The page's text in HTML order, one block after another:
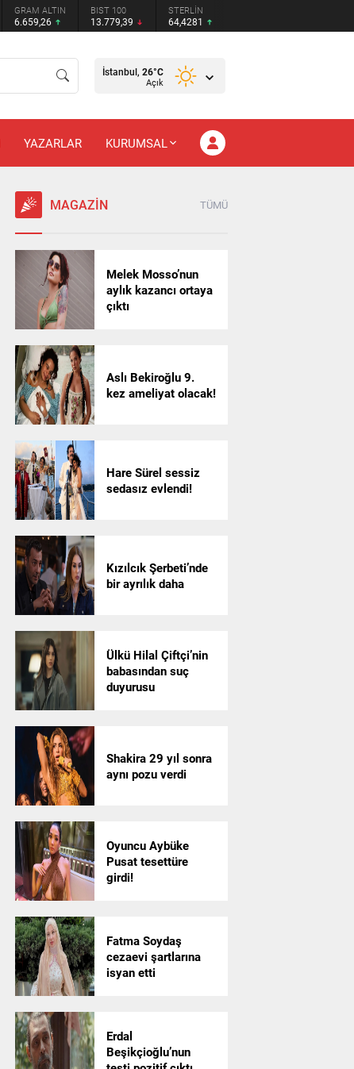
GRAM ALTIN
6.659,26
BIST 100
13.779,39
STERLİN
64,4281
İstanbul, 26°C
Açık
YAZARLAR KURUMSAL
MAGAZİN TÜMÜ
Melek Mosso’nun
aylık kazancı ortaya
çıktı
Aslı Bekiroğlu 9.
kez ameliyat olacak!
Hare Sürel sessiz
sedasız evlendi!
Kızılcık Şerbeti’nde
bir ayrılık daha
Ülkü Hilal Çiftçi’nin
babasından suç
duyurusu
Shakira 29 yıl sonra
aynı pozu verdi
Oyuncu Aybüke
Pusat tesettüre
girdi!
Fatma Soydaş
cezaevi şartlarına
isyan etti
Erdal
Beşikçioğlu’nun